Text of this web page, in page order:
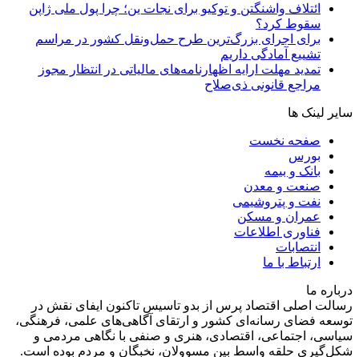
ائتلاف واشنگتن و توکیو برای نجات ین؛ چرا پول ملی ژاپن
سقوط کرد؟
برای اجرای بزرگ‌ترین طرح حمل‌ونقل کشور در مراسم
تشییع آمادگی داریم
تمدید مهلت ارایه اظهارنامه‌های مالیاتی در انتظار مجوز
مراجع قانونی ذی‌‏صلاح
سایر لینک ها
صفحه نخست
بورس
بانک و بیمه
صنعت و معدن
نفت و پتروشیمی
عمران و مسکن
فناوری اطلاعات
انتصابات
ارتباط با ما
درباره ما
رسالت اصلی اقتصاد پرس از بدو تاسیس تاکنون ایفای نقش در
توسعه فضای رسانه‌ای کشور و ارتقای آگاهی‌های علمی، فرهنگی،
سیاسی، اجتماعی، اقتصادی، هنری و صنفی با نگاهی مردمی و
شکل‌گیری حلقه واسط بین مسوولان، نخبگان و مردم بوده است.